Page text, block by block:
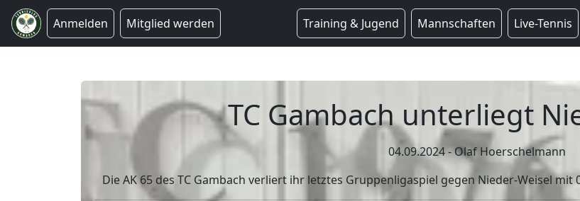
Anmelden Mitglied werden Training & Jugend Mannschaften Live-Tennis
TC Gambach unterliegt
04.09.2024 - Olaf Hoerschelmann
Die AK 65 des TC Gambach verliert ihr letztes Gruppenligaspiel gegen Nieder-Weisel